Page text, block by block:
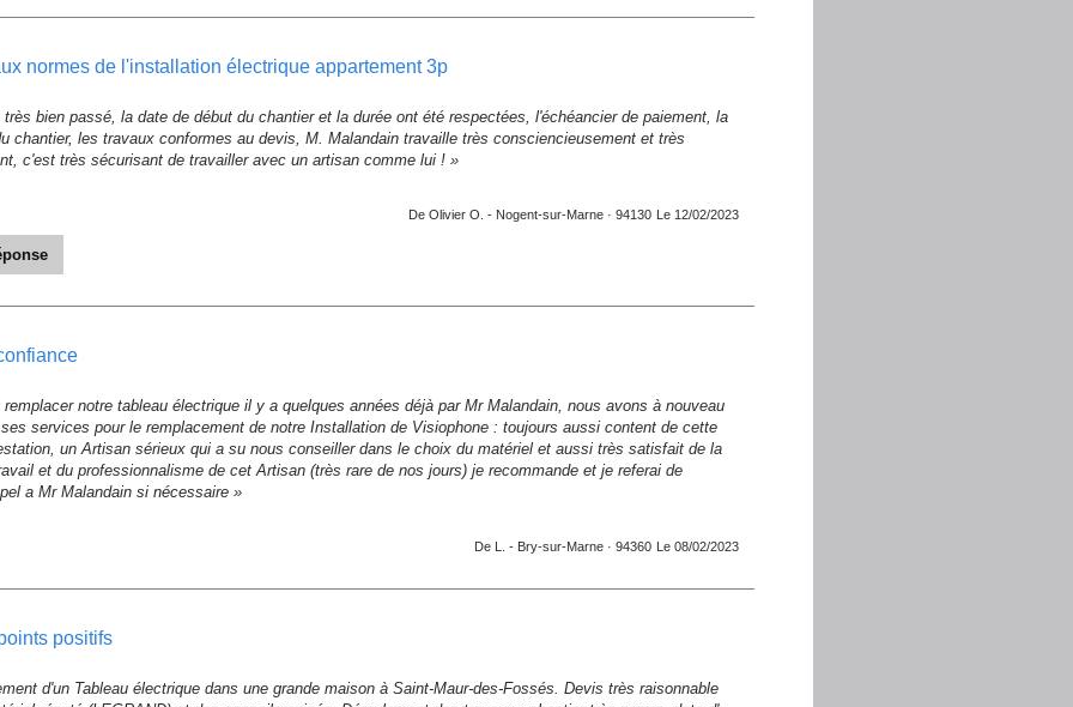
- Le 01/03/2023
normes de l'installation électrique appartement 3p
bien passé, la date de début du chantier et la durée ont été respectées, l'échéancier de paiement, la
chantier, les travaux conformes au devis, M. Malandain travaille très consciencieusement et très
c'est très sécurisant de travailler avec un artisan comme lui ! »
De Olivier O. - Nogent-sur-Marne · 94130 Le 12/02/2023
- Le 12/02/2023
notre tableau électrique il y a quelques années déjà par Mr Malandain, nous avons à nouveau
services pour le remplacement de notre Installation de Visiophone : toujours aussi content de cette
un Artisan sérieux qui a su nous conseiller dans le choix du matériel et aussi très satisfait de la
et du professionnalisme de cet Artisan (très rare de nos jours) je recommande et je referai de
a Mr Malandain si nécessaire »
De L. - Bry-sur-Marne · 94360 Le 08/02/2023
positifs
d'un Tableau électrique dans une grande maison à Saint-Maur-des-Fossés. Devis très raisonnable